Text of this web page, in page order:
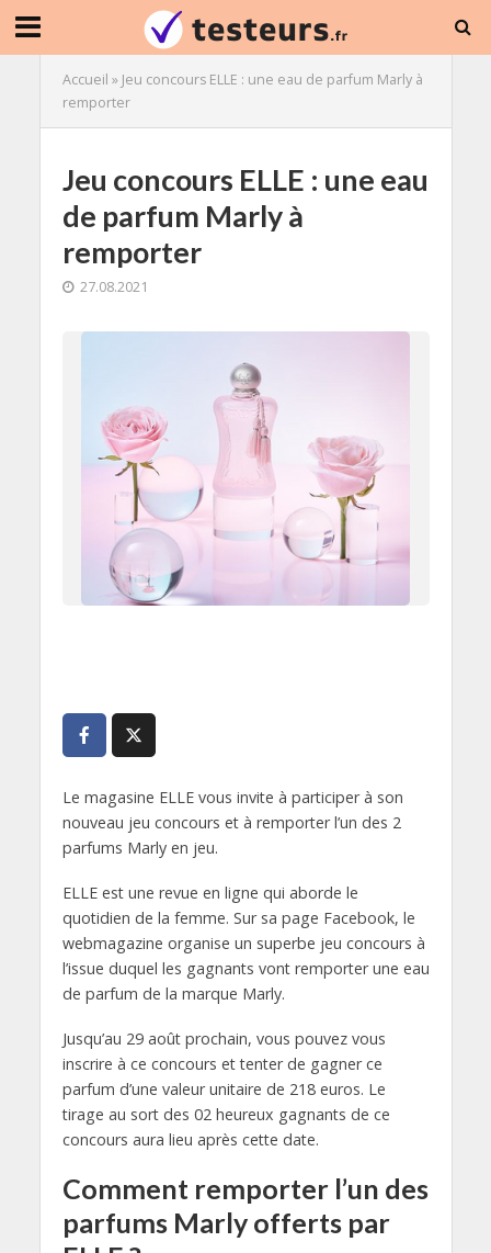
Accueil » Jeu concours ELLE : une eau de parfum Marly à
remporter
Jeu concours ELLE : une eau
de parfum Marly à
remporter
27.08.2021
Le magasine ELLE vous invite à participer à son
nouveau jeu concours et à remporter l’un des 2
parfums Marly en jeu.
ELLE est une revue en ligne qui aborde le
quotidien de la femme. Sur sa page Facebook, le
webmagazine organise un superbe jeu concours à
l’issue duquel les gagnants vont remporter une eau
de parfum de la marque Marly.
Jusqu’au 29 août prochain, vous pouvez vous
inscrire à ce concours et tenter de gagner ce
parfum d’une valeur unitaire de 218 euros. Le
tirage au sort des 02 heureux gagnants de ce
concours aura lieu après cette date.
Comment remporter l’un des
parfums Marly offerts par